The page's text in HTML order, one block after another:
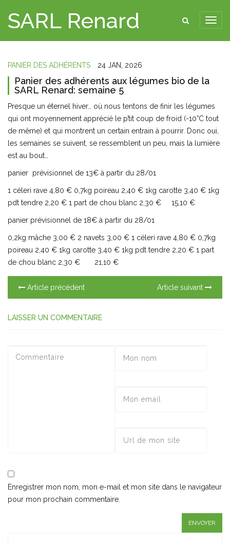
SARL Renard
PANIER DES ADHÉRENTS 24 JAN, 2026
Panier des adhérents aux légumes bio de la
SARL Renard: semaine 5
Presque un éternel hiver… où nous tentons de finir les légumes
qui ont moyennement apprécié le p’tit coup de froid (-10°C tout
de même) et qui montrent un certain entrain à pourrir. Donc oui,
les semaines se suivent, se ressemblent un peu, mais la lumière
est au bout…
panier prévisionnel de 13€ à partir du 28/01
1 céleri rave 4,80 € 0,7kg poireau 2,40 € 1kg carotte 3,40 € 1kg
pdt tendre 2,20 € 1 part de chou blanc 2,30 € 15,10 €
panier prévisionnel de 18€ à partir du 28/01
0,2kg mâche 3,00 € 2 navets 3,00 € 1 céleri rave 4,80 € 0,7kg
poireau 2,40 € 1kg carotte 3,40 € 1kg pdt tendre 2,20 € 1 part
de chou blanc 2,30 € 21,10 €
Article précédent Article suivant
LAISSER UN COMMENTAIRE
Enregistrer mon nom, mon e-mail et mon site dans le navigateur
pour mon prochain commentaire.